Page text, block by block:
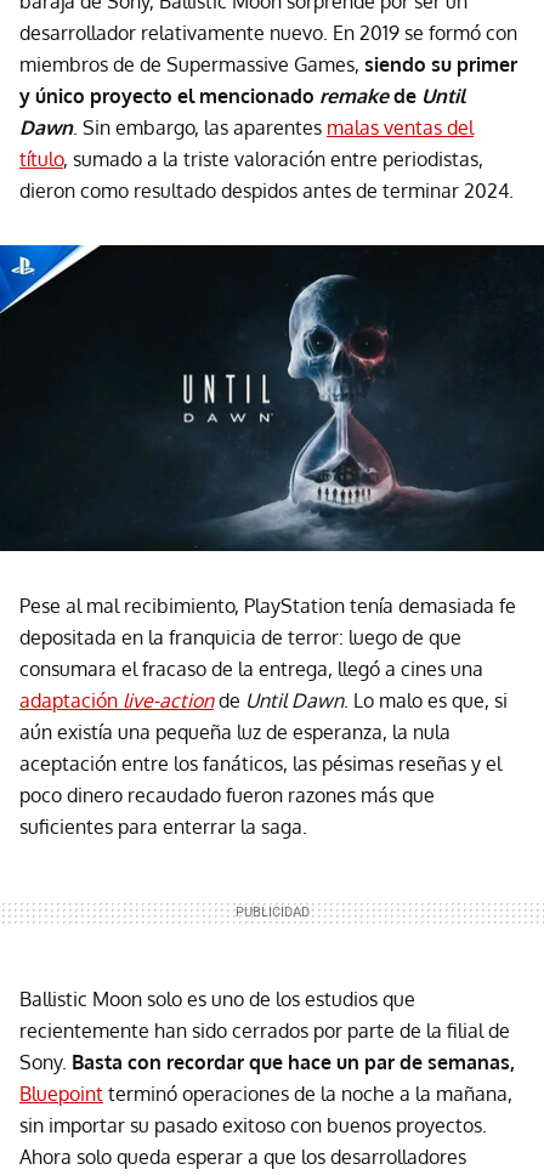
desarrollador relativamente nuevo. En 2019 se formó con
miembros de de Supermassive Games, siendo su primer
y único proyecto el mencionado remakede Until
Dawn. Sin embargo, las aparentes malas ventas del
título, sumado a la triste valoración entre periodistas,
dieron como resultado despidos antes de terminar 2024.
Pese al mal recibimiento, PlayStation tenía demasiada fe
depositada en la franquicia de terror: luego de que
consumara el fracaso de la entrega, llegó a cines una
adaptación live-action de Until Dawn. Lo malo es que, si
aún existía una pequeña luz de esperanza, la nula
aceptación entre los fanáticos, las pésimas reseñas y el
poco dinero recaudado fueron razones más que
suficientes para enterrar la saga.
Ballistic Moon solo es uno de los estudios que
recientemente han sido cerrados por parte de la filial de
Sony. Basta con recordar que hace un par de semanas,
Bluepoint terminó operaciones de la noche a la mañana,
sin importar su pasado exitoso con buenos proyectos.
Ahora solo queda esperar a que los desarrolladores